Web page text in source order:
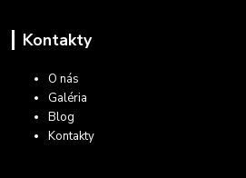
Kontakty
O nás
Galéria
Blog
Kontakty